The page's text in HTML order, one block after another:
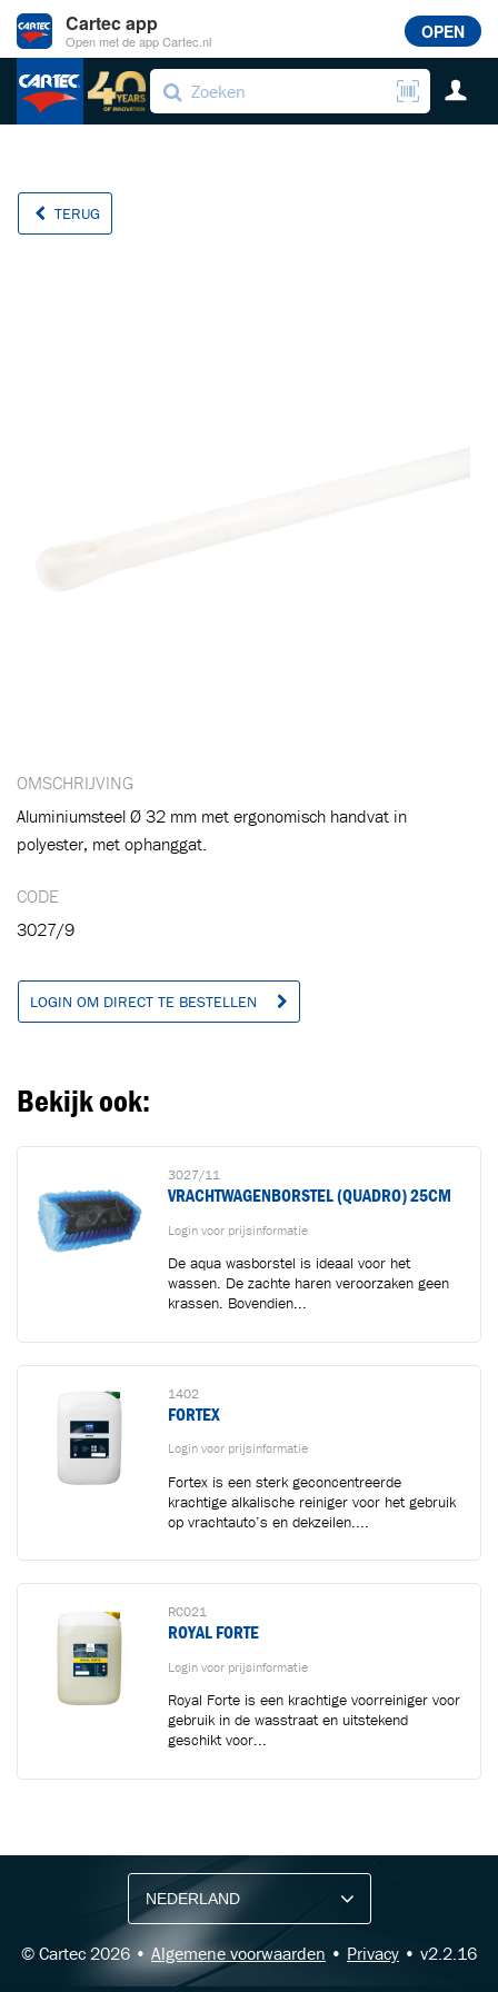
TERUG
OMSCHRIJVING
Aluminiumsteel Ø 32 mm met ergonomisch handvat in
polyester, met ophanggat.
CODE
3027/9
LOGIN OM DIRECT TE BESTELLEN
Bekijk ook:
3027/11
VRACHTWAGENBORSTEL (QUADRO) 25CM
Login voor prijsinformatie
De aqua wasborstel is ideaal voor het
wassen. De zachte haren veroorzaken geen
krassen. Bovendien...
1402
FORTEX
Login voor prijsinformatie
Fortex is een sterk geconcentreerde
krachtige alkalische reiniger voor het gebruik
op vrachtauto’s en dekzeilen....
RC021
ROYAL FORTE
Login voor prijsinformatie
Royal Forte is een krachtige voorreiniger voor
gebruik in de wasstraat en uitstekend
geschikt voor...
© Cartec 2026 • Algemene voorwaarden • Privacy • v2.2.16
Ontvang vakgerelateerde tips,
aanbiedingen en productupdates van Cartec.
Cartec app
Open met de app Cartec.nl OPEN